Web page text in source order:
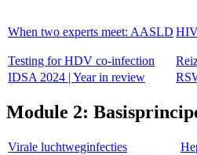
When two experts meet: AASLD
Testing for HDV co-infection
IDSA 2024 | Year in review
Module 2:
Virale luchtweginfecties